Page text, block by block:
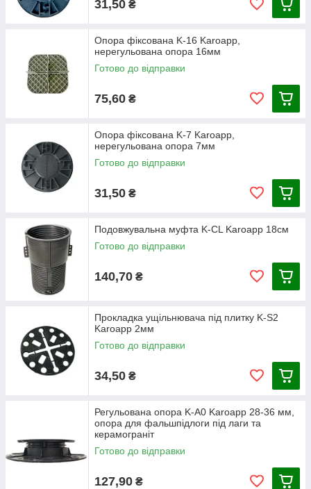
31,50 ₴
Опора фіксована K-16 Karoapp,
нерегульована опора 16мм
Готово до відправки
75,60 ₴
Опора фіксована K-7 Karoapp,
нерегульована опора 7мм
Готово до відправки
31,50 ₴
Подовжувальна муфта K-CL Karoapp 18см
Готово до відправки
140,70 ₴
Прокладка ущільнювача під плитку K-S2
Karoapp 2мм
Готово до відправки
34,50 ₴
Регульована опора K-A0 Karoapp 28-36 мм,
опора для фальшпідлоги під лаги та
керамограніт
Готово до відправки
127,90 ₴